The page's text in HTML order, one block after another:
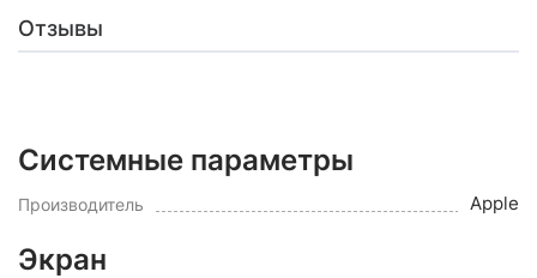
Отзывы
Системные параметры
Производитель Apple
Экран